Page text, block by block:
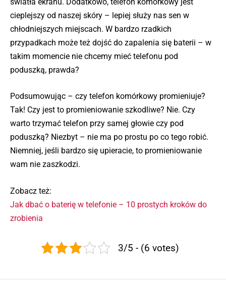
cieplejszy od naszej skóry – lepiej służy nas sen w
chłodniejszych miejscach. W bardzo rzadkich
przypadkach może też dojść do zapalenia się baterii – w
takim momencie nie chcemy mieć telefonu pod
poduszką, prawda?
Podsumowując – czy telefon komórkowy promieniuje?
Tak! Czy jest to promieniowanie szkodliwe? Nie. Czy
warto trzymać telefon przy samej głowie czy pod
poduszką? Niezbyt – nie ma po prostu po co tego robić.
Niemniej, jeśli bardzo się upieracie, to promieniowanie
wam nie zaszkodzi.
Zobacz też:
Jak dbać o baterię w telefonie – 10 prostych kroków do
zrobienia
3/5 - (6 votes)